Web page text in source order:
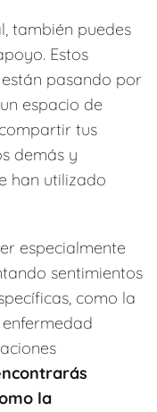
también puedes
Estos
pasando por
espacio de
tus
demás y
han utilizado
especialmente
sentimientos
como la
la